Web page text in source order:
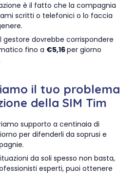
è il fatto che la compagnia
scritti o telefonici o lo faccia
gestore dovrebbe corrispondere
fino a €5,16per giorno
il tuo problema
della SIM Tim
supporto a centinaia di
per difenderli da soprusi e
da soli spesso non basta,
esperti, puoi ottenere